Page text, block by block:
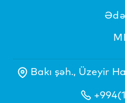
Bakı şəh., Üzeyir